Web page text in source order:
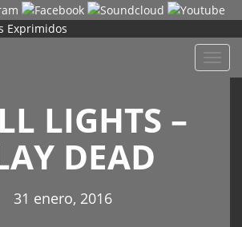
LIGHTS –
DEAD
31 enero, 2016